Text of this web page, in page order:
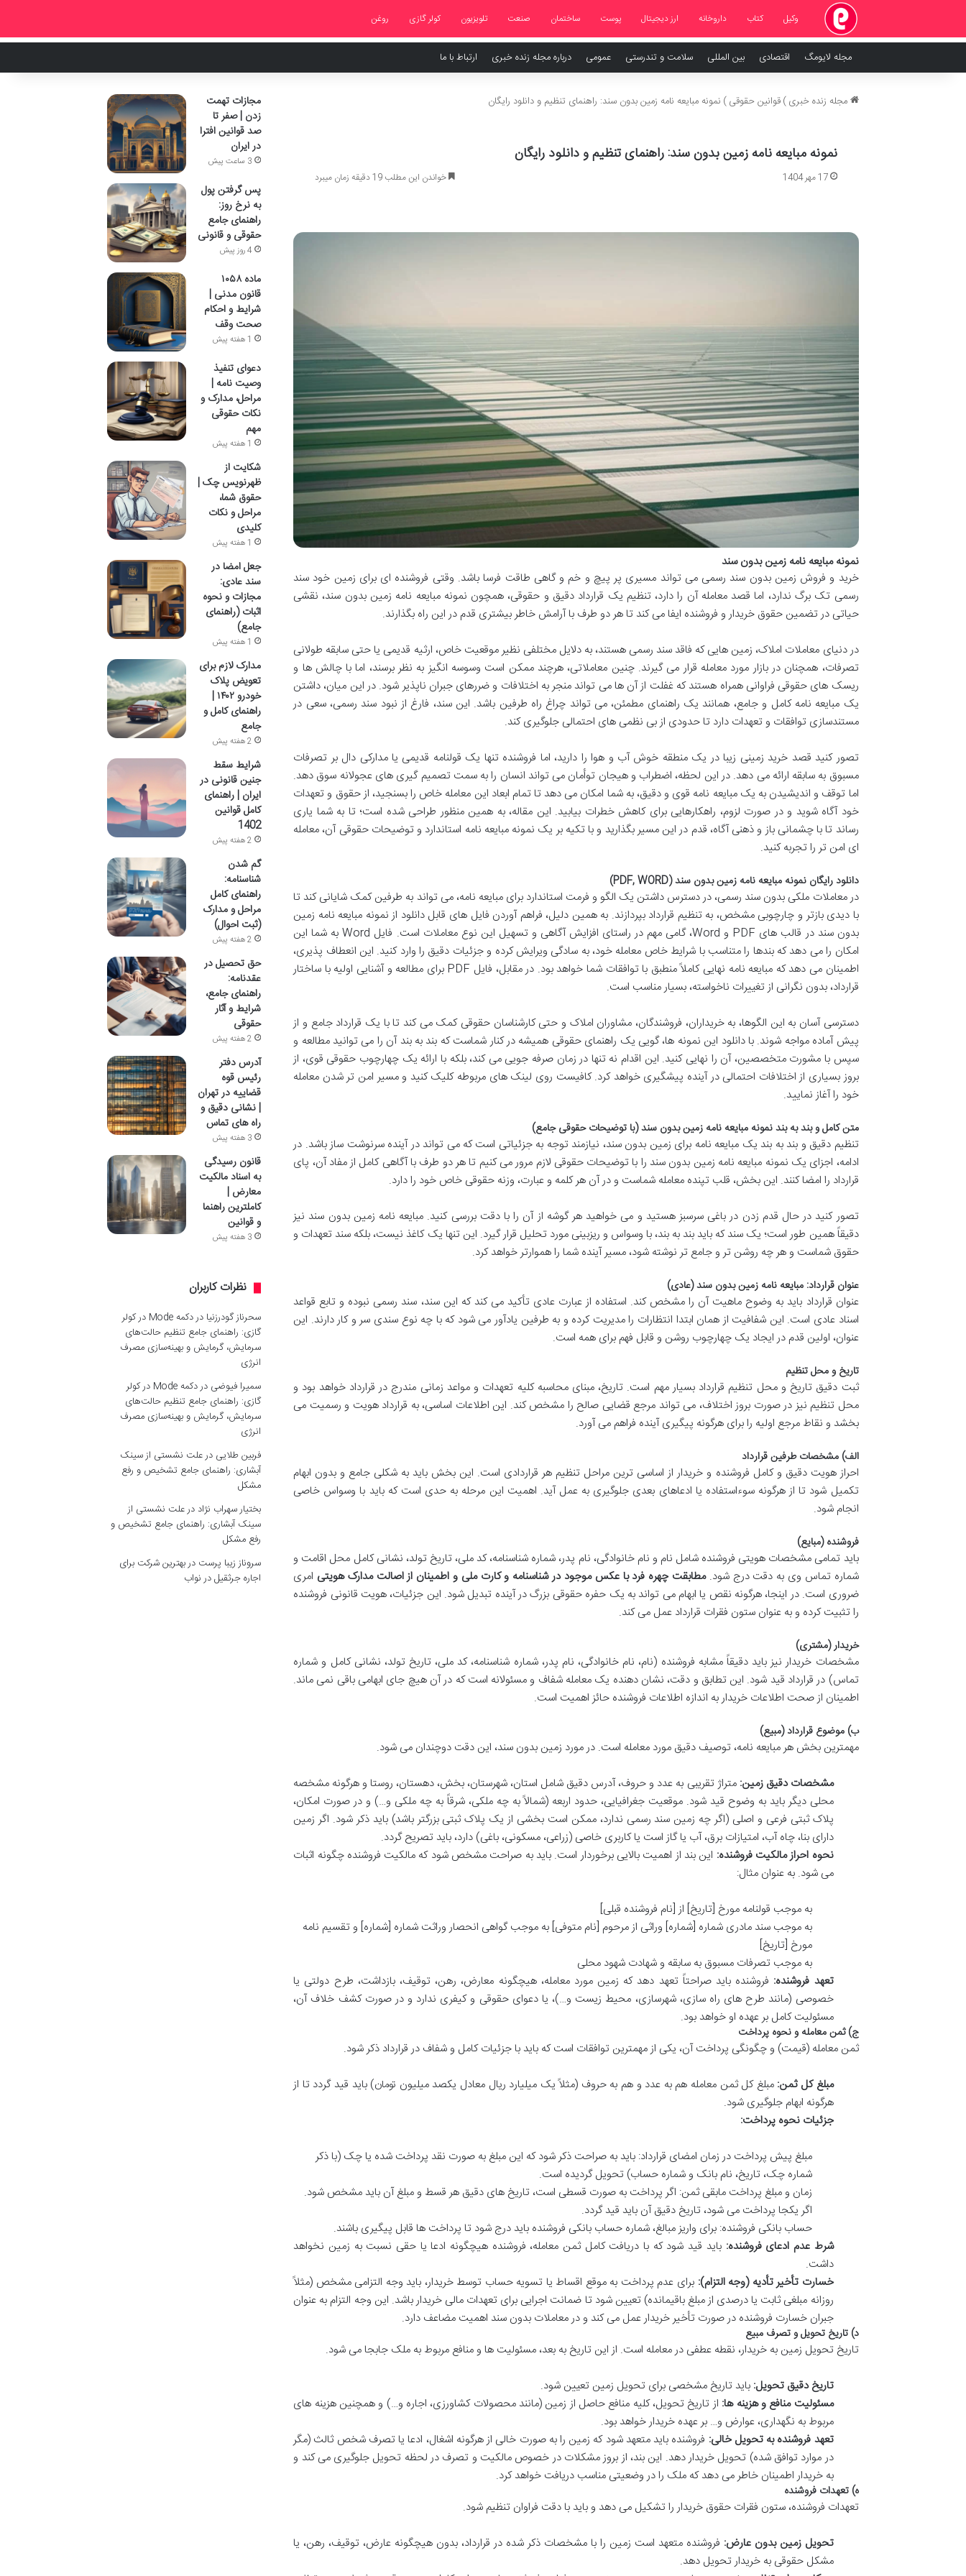
وکیل کتاب داروخانه ارز دیجیتال پوست ساختمان صنعت تلویزیون کولر گازی روغن
مجله لایومگ اقتصادی بین المللی سلامت و تندرستی عمومی درباره مجله زنده خبری ارتباط با ما
مجله زنده خبری ) قوانین حقوقی ) نمونه مبایعه نامه زمین بدون سند: راهنمای تنظیم و دانلود رایگان
نمونه مبایعه نامه زمین بدون سند: راهنمای تنظیم و دانلود رایگان
17 مهر 1404 خواندن این مطلب 19 دقیقه زمان میبرد
نمونه مبایعه نامه زمین بدون سند
خرید و فروش زمین بدون سند رسمی می تواند مسیری پر پیچ و خم و گاهی طاقت فرسا باشد. وقتی فروشنده ای برای زمین خود سند
رسمی تک برگ ندارد، اما قصد معامله آن را دارد، تنظیم یک قرارداد دقیق و حقوقی، همچون نمونه مبایعه نامه زمین بدون سند، نقشی
حیاتی در تضمین حقوق خریدار و فروشنده ایفا می کند تا هر دو طرف با آرامش خاطر بیشتری قدم در این راه بگذارند.
در دنیای معاملات املاک، زمین هایی که فاقد سند رسمی هستند، به دلایل مختلفی نظیر موقعیت خاص، ارثیه قدیمی یا حتی سابقه طولانی
تصرفات، همچنان در بازار مورد معامله قرار می گیرند. چنین معاملاتی، هرچند ممکن است وسوسه انگیز به نظر برسند، اما با چالش ها و
ریسک های حقوقی فراوانی همراه هستند که غفلت از آن ها می تواند منجر به اختلافات و ضررهای جبران ناپذیر شود. در این میان، داشتن
یک مبایعه نامه کامل و جامع، همانند یک راهنمای مطمئن، می تواند چراغ راه طرفین باشد. این سند، فارغ از نبود سند رسمی، سعی در
مستندسازی توافقات و تعهدات دارد تا حدودی از بی نظمی های احتمالی جلوگیری کند.
تصور کنید قصد خرید زمینی زیبا در یک منطقه خوش آب و هوا را دارید، اما فروشنده تنها یک قولنامه قدیمی یا مدارکی دال بر تصرفات
مسبوق به سابقه ارائه می دهد. در این لحظه، اضطراب و هیجان توأمان می تواند انسان را به سمت تصمیم گیری های عجولانه سوق دهد.
اما توقف و اندیشیدن به یک مبایعه نامه قوی و دقیق، به شما امکان می دهد تا تمام ابعاد این معامله خاص را بسنجید، از حقوق و تعهدات
خود آگاه شوید و در صورت لزوم، راهکارهایی برای کاهش خطرات بیابید. این مقاله، به همین منظور طراحی شده است؛ تا به شما یاری
رساند تا با چشمانی باز و ذهنی آگاه، قدم در این مسیر بگذارید و با تکیه بر یک نمونه مبایعه نامه استاندارد و توضیحات حقوقی آن، معامله
ای امن تر را تجربه کنید.
دانلود رایگان نمونه مبایعه نامه زمین بدون سند (PDF, WORD)
در معاملات ملکی بدون سند رسمی، در دسترس داشتن یک الگو و فرمت استاندارد برای مبایعه نامه، می تواند به طرفین کمک شایانی کند تا
با دیدی بازتر و چارچوبی مشخص، به تنظیم قرارداد بپردازند. به همین دلیل، فراهم آوردن فایل های قابل دانلود از نمونه مبایعه نامه زمین
بدون سند در قالب های PDF و Word، گامی مهم در راستای افزایش آگاهی و تسهیل این نوع معاملات است. فایل Word به شما این
امکان را می دهد که بندها را متناسب با شرایط خاص معامله خود، به سادگی ویرایش کرده و جزئیات دقیق را وارد کنید. این انعطاف پذیری،
اطمینان می دهد که مبایعه نامه نهایی کاملاً منطبق با توافقات شما خواهد بود. در مقابل، فایل PDF برای مطالعه و آشنایی اولیه با ساختار
قرارداد، بدون نگرانی از تغییرات ناخواسته، بسیار مناسب است.
دسترسی آسان به این الگوها، به خریداران، فروشندگان، مشاوران املاک و حتی کارشناسان حقوقی کمک می کند تا با یک قرارداد جامع و از
پیش آماده مواجه شوند. با دانلود این نمونه ها، گویی یک راهنمای حقوقی همیشه در کنار شماست که بند به بند آن را می توانید مطالعه و
سپس با مشورت متخصصین، آن را نهایی کنید. این اقدام نه تنها در زمان صرفه جویی می کند، بلکه با ارائه یک چهارچوب حقوقی قوی، از
بروز بسیاری از اختلافات احتمالی در آینده پیشگیری خواهد کرد. کافیست روی لینک های مربوطه کلیک کنید و مسیر امن تر شدن معامله
خود را آغاز نمایید.
متن کامل و بند به بند نمونه مبایعه نامه زمین بدون سند (با توضیحات حقوقی جامع)
تنظیم دقیق و بند به بند یک مبایعه نامه برای زمین بدون سند، نیازمند توجه به جزئیاتی است که می تواند در آینده سرنوشت ساز باشد. در
ادامه، اجزای یک نمونه مبایعه نامه زمین بدون سند را با توضیحات حقوقی لازم مرور می کنیم تا هر دو طرف با آگاهی کامل از مفاد آن، پای
قرارداد را امضا کنند. این بخش، قلب تپنده معامله شماست و در آن هر کلمه و عبارت، وزنه حقوقی خاص خود را دارد.
تصور کنید در حال قدم زدن در باغی سرسبز هستید و می خواهید هر گوشه از آن را با دقت بررسی کنید. مبایعه نامه زمین بدون سند نیز
دقیقاً همین طور است؛ یک سند که باید بند به بند، با وسواس و ریزبینی مورد تحلیل قرار گیرد. این تنها یک کاغذ نیست، بلکه سند تعهدات و
حقوق شماست و هر چه روشن تر و جامع تر نوشته شود، مسیر آینده شما را هموارتر خواهد کرد.
عنوان قرارداد: مبایعه نامه زمین بدون سند (عادی)
عنوان قرارداد باید به وضوح ماهیت آن را مشخص کند. استفاده از عبارت عادی تأکید می کند که این سند، سند رسمی نبوده و تابع قواعد
اسناد عادی است. این شفافیت از همان ابتدا انتظارات را مدیریت کرده و به طرفین یادآور می شود که با چه نوع سندی سر و کار دارند. این
عنوان، اولین قدم در ایجاد یک چهارچوب روشن و قابل فهم برای همه است.
تاریخ و محل تنظیم
ثبت دقیق تاریخ و محل تنظیم قرارداد بسیار مهم است. تاریخ، مبنای محاسبه کلیه تعهدات و مواعد زمانی مندرج در قرارداد خواهد بود و
محل تنظیم نیز در صورت بروز اختلاف، می تواند مرجع قضایی صالح را مشخص کند. این اطلاعات اساسی، به قرارداد هویت و رسمیت می
بخشد و نقاط مرجع اولیه را برای هرگونه پیگیری آینده فراهم می آورد.
الف) مشخصات طرفین قرارداد
احراز هویت دقیق و کامل فروشنده و خریدار از اساسی ترین مراحل تنظیم هر قراردادی است. این بخش باید به شکلی جامع و بدون ابهام
تکمیل شود تا از هرگونه سوءاستفاده یا ادعاهای بعدی جلوگیری به عمل آید. اهمیت این مرحله به حدی است که باید با وسواس خاصی
انجام شود.
فروشنده (مبایع)
باید تمامی مشخصات هویتی فروشنده شامل نام و نام خانوادگی، نام پدر، شماره شناسنامه، کد ملی، تاریخ تولد، نشانی کامل محل اقامت و
شماره تماس وی به دقت درج شود.مطابقت چهره فرد با عکس موجود در شناسنامه و کارت ملی و اطمینان از اصالت مدارک هویتی امری
ضروری است. در اینجا، هرگونه نقص یا ابهام می تواند به یک حفره حقوقی بزرگ در آینده تبدیل شود. این جزئیات، هویت قانونی فروشنده
را تثبیت کرده و به عنوان ستون فقرات قرارداد عمل می کند.
خریدار (مشتری)
مشخصات خریدار نیز باید دقیقاً مشابه فروشنده (نام، نام خانوادگی، نام پدر، شماره شناسنامه، کد ملی، تاریخ تولد، نشانی کامل و شماره
تماس) در قرارداد قید شود. این تطابق و دقت، نشان دهنده یک معامله شفاف و مسئولانه است که در آن هیچ جای ابهامی باقی نمی ماند.
اطمینان از صحت اطلاعات خریدار به اندازه اطلاعات فروشنده حائز اهمیت است.
ب) موضوع قرارداد (مبیع)
مهمترین بخش هر مبایعه نامه، توصیف دقیق مورد معامله است. در مورد زمین بدون سند، این دقت دوچندان می شود.
مشخصات دقیق زمین: متراژ تقریبی به عدد و حروف، آدرس دقیق شامل استان، شهرستان، بخش، دهستان، روستا و هرگونه مشخصه
محلی دیگر باید به وضوح قید شود. موقعیت جغرافیایی، حدود اربعه (شمالاً به چه ملکی، شرقاً به چه ملکی و…) و در صورت امکان،
پلاک ثبتی فرعی و اصلی (اگر چه زمین سند رسمی ندارد، ممکن است بخشی از یک پلاک ثبتی بزرگتر باشد) باید ذکر شود. اگر زمین
دارای بنا، چاه آب، امتیازات برق، آب یا گاز است یا کاربری خاصی (زراعی، مسکونی، باغی) دارد، باید تصریح گردد.
نحوه احراز مالکیت فروشنده: این بند از اهمیت بالایی برخوردار است. باید به صراحت مشخص شود که مالکیت فروشنده چگونه اثبات
می شود. به عنوان مثال:
به موجب قولنامه مورخ [تاریخ] از [نام فروشنده قبلی]
به موجب سند مادری شماره [شماره] وراثی از مرحوم [نام متوفی] به موجب گواهی انحصار وراثت شماره [شماره] و تقسیم نامه
مورخ [تاریخ]
به موجب تصرفات مسبوق به سابقه و شهادت شهود محلی
تعهد فروشنده: فروشنده باید صراحتاً تعهد دهد که زمین مورد معامله، هیچگونه معارض، رهن، توقیف، بازداشت، طرح دولتی یا
خصوصی (مانند طرح های راه سازی، شهرسازی، محیط زیست و…)، یا دعوای حقوقی و کیفری ندارد و در صورت کشف خلاف آن،
مسئولیت کامل بر عهده او خواهد بود.
ج) ثمن معامله و نحوه پرداخت
ثمن معامله (قیمت) و چگونگی پرداخت آن، یکی از مهمترین توافقات است که باید با جزئیات کامل و شفاف در قرارداد ذکر شود.
مبلغ کل ثمن: مبلغ کل ثمن معامله هم به عدد و هم به حروف (مثلاً یک میلیارد ریال معادل یکصد میلیون تومان) باید قید گردد تا از
هرگونه ابهام جلوگیری شود.
جزئیات نحوه پرداخت:
مبلغ پیش پرداخت در زمان امضای قرارداد: باید به صراحت ذکر شود که این مبلغ به صورت نقد پرداخت شده یا چک (با ذکر
شماره چک، تاریخ، نام بانک و شماره حساب) تحویل گردیده است.
زمان و مبلغ پرداخت مابقی ثمن: اگر پرداخت به صورت قسطی است، تاریخ های دقیق هر قسط و مبلغ آن باید مشخص شود.
اگر یکجا پرداخت می شود، تاریخ دقیق آن باید قید گردد.
حساب بانکی فروشنده: برای واریز مبالغ، شماره حساب بانکی فروشنده باید درج شود تا پرداخت ها قابل پیگیری باشند.
شرط عدم ادعای فروشنده: باید قید شود که با دریافت کامل ثمن معامله، فروشنده هیچگونه ادعا یا حقی نسبت به زمین نخواهد
داشت.
خسارت تأخیر تأدیه (وجه التزام): برای عدم پرداخت به موقع اقساط یا تسویه حساب توسط خریدار، باید وجه التزامی مشخص (مثلاً
روزانه مبلغی ثابت یا درصدی از مبلغ باقیمانده) تعیین شود تا ضمانت اجرایی برای تعهدات مالی خریدار باشد. این وجه التزام به عنوان
جبران خسارت فروشنده در صورت تأخیر خریدار عمل می کند و در معاملات بدون سند اهمیت مضاعف دارد.
د) تاریخ تحویل و تصرف مبیع
تاریخ تحویل زمین به خریدار، نقطه عطفی در معامله است. از این تاریخ به بعد، مسئولیت ها و منافع مربوط به ملک جابجا می شود.
تاریخ دقیق تحویل: باید تاریخ مشخصی برای تحویل زمین تعیین شود.
مسئولیت منافع و هزینه ها: از تاریخ تحویل، کلیه منافع حاصل از زمین (مانند محصولات کشاورزی، اجاره و…) و همچنین هزینه های
مربوط به نگهداری، عوارض و… بر عهده خریدار خواهد بود.
تعهد فروشنده به تحویل خالی: فروشنده باید متعهد شود که زمین را به صورت خالی از هرگونه اشغال، ادعا یا تصرف شخص ثالث (مگر
در موارد توافق شده) تحویل خریدار دهد. این بند، از بروز مشکلات در خصوص مالکیت و تصرف در لحظه تحویل جلوگیری می کند و
به خریدار اطمینان خاطر می دهد که ملک را در وضعیتی مناسب دریافت خواهد کرد.
ه) تعهدات فروشنده
تعهدات فروشنده، ستون فقرات حقوق خریدار را تشکیل می دهد و باید با دقت فراوان تنظیم شود.
تحویل زمین بدون عارض: فروشنده متعهد است زمین را با مشخصات ذکر شده در قرارداد، بدون هیچگونه عارض، توقیف، رهن، یا
مشکل حقوقی به خریدار تحویل دهد.
مجازات تهمت
زدن | صفر تا
صد قوانین افترا
در ایران
3 ساعت پیش
پس گرفتن پول
به نرخ روز:
راهنمای جامع
حقوقی و قانونی
4 روز پیش
ماده ۱۰۵۸
قانون مدنی |
شرایط و احکام
صحت وقف
1 هفته پیش
دعوای تنفیذ
وصیت نامه |
مراحل، مدارک و
نکات حقوقی
مهم
1 هفته پیش
شکایت از
ظهرنویس چک |
حقوق شما،
مراحل و نکات
کلیدی
1 هفته پیش
جعل امضا در
سند عادی:
مجازات و نحوه
اثبات (راهنمای
جامع)
1 هفته پیش
مدارک لازم برای
تعویض پلاک
خودرو ۱۴۰۲ |
راهنمای کامل و
جامع
2 هفته پیش
شرایط سقط
جنین قانونی در
ایران | راهنمای
کامل قوانین
1402
2 هفته پیش
گم شدن
شناسنامه:
راهنمای کامل
مراحل و مدارک
(ثبت احوال)
2 هفته پیش
حق تحصیل در
عقدنامه:
راهنمای جامع،
شرایط و آثار
حقوقی
2 هفته پیش
آدرس دفتر
رئیس قوه
قضاییه در تهران
| نشانی دقیق و
راه های تماس
3 هفته پیش
قانون رسیدگی
به اسناد مالکیت
معارض |
کاملترین راهنما
و قوانین
3 هفته پیش
نظرات کاربران
سحرناز گودرزنیا در
دکمه Mode در کولر
گازی: راهنمای جامع تنظیم حالت‌های
سرمایش، گرمایش و بهینه‌سازی مصرف
انرژی
سمیرا فیوضی در
دکمه Mode در کولر
گازی: راهنمای جامع تنظیم حالت‌های
سرمایش، گرمایش و بهینه‌سازی مصرف
انرژی
فربین طلایی درعلت نشستی از سینک
آبشاری: راهنمای جامع تشخیص و رفع
مشکل
بختیار سهراب نژاد درعلت نشستی از
سینک آبشاری: راهنمای جامع تشخیص و
رفع مشکل
سروناز زیبا پرست دربهترین شرکت برای
اجاره جرثقیل در نواب